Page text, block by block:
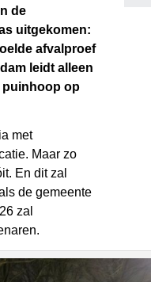
de
uitgekomen:
afvalproef
leidt alleen
puinhoop op
met
Maar zo
En dit zal
de gemeente
zal